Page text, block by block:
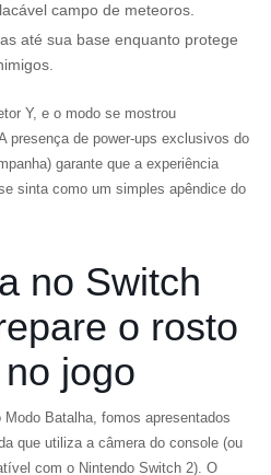
campo de meteoros.
até sua base enquanto protege
Y, e o modo se mostrou
presença de power-ups exclusivos do
garante que a experiência
sinta como um simples apêndice do
no Switch
o rosto
jogo
Batalha, fomos apresentados
que utiliza a câmera do console (ou
com o Nintendo Switch 2). O